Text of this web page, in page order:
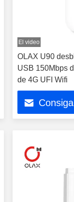
El video
OLAX U90
USB 150Mbps
de 4G UFI Wifi